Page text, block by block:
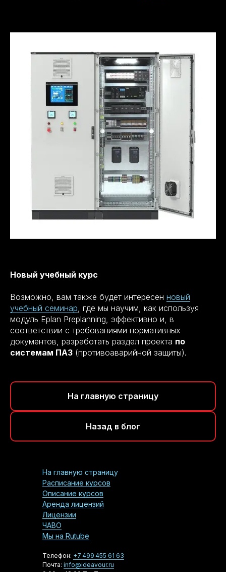
Новый учебный курс
Возможно, вам также будет интересен новый
учебный семинар , где мы научим, как используя
модуль Eplan Preplanning, эффективно и, в
соответствии с требованиями нормативных
документов, разработать раздел проекта по
системам ПАЗ (противоаварийной защиты).
На главную страницу
Назад в блог
Телефон: +7 499 455 61 63
Почта: info@ideavour.ru
На главную страницу
Расписание курсов
Описание курсов
Аренда лицензий
Лицензии
ЧАВО
Мы на Rutube